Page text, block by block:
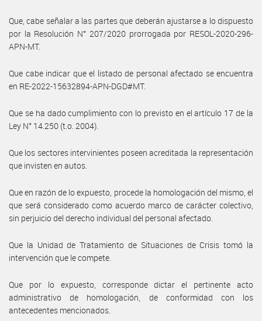
Que, cabe señalar a las partes que deberán ajustarse a lo dispuesto
por la Resolución N° 207/2020 prorrogada por RESOL-2020-296-
APN-MT.
Que cabe indicar que el listado de personal afectado se encuentra
en RE-2022-15632894-APN-DGD#MT.
Que se ha dado cumplimiento con lo previsto en el artículo 17 de la
Ley N° 14.250 (t.o. 2004).
Que los sectores intervinientes poseen acreditada la representación
que invisten en autos.
Que en razón de lo expuesto, procede la homologación del mismo, el
que será considerado como acuerdo marco de carácter colectivo,
sin perjuicio del derecho individual del personal afectado.
Que la Unidad de Tratamiento de Situaciones de Crisis tomó la
intervención que le compete.
Que por lo expuesto, corresponde dictar el pertinente acto
administrativo de homologación, de conformidad con los
antecedentes mencionados.